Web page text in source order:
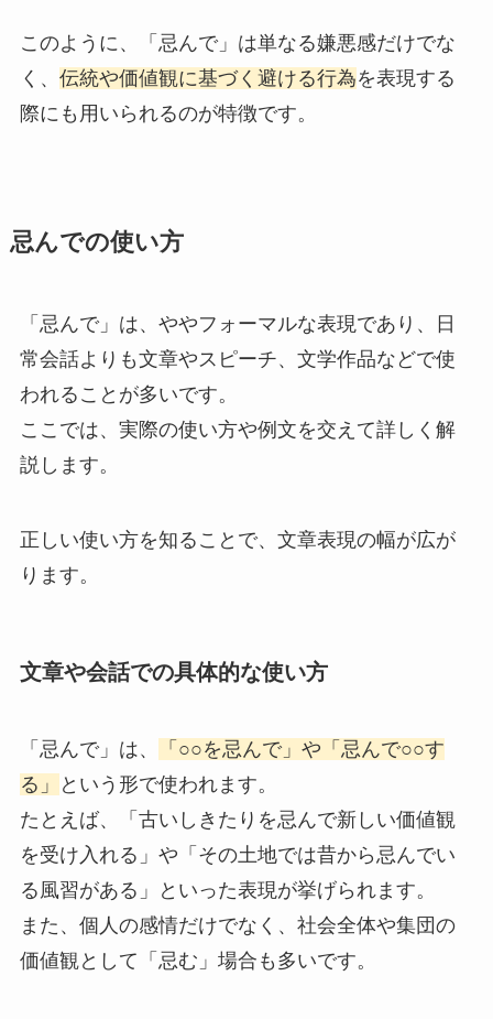
このように、「忌んで」は単なる嫌悪感だけでな
く、 伝統や価値観に基づく避ける行為を表現する
際にも用いられるのが特徴です。
忌んでの使い方
「忌んで」は、ややフォーマルな表現であり、日
常会話よりも文章やスピーチ、文学作品などで使
われることが多いです。
ここでは、実際の使い方や例文を交えて詳しく解
説します。
正しい使い方を知ることで、文章表現の幅が広が
ります。
文章や会話での具体的な使い方
「忌んで」は、
「○○を忌んで」や「忌んで○○す
る」
という形で使われます。
たとえば、「古いしきたりを忌んで新しい価値観
を受け入れる」や「その土地では昔から忌んでい
る風習がある」といった表現が挙げられます。
また、個人の感情だけでなく、社会全体や集団の
価値観として「忌む」場合も多いです。